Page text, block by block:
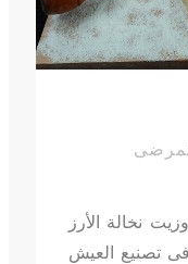
نخالة الأرز
تصنيع العيش